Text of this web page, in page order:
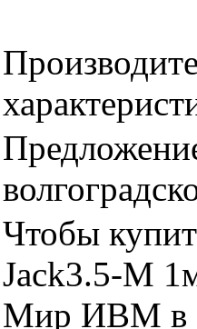
Чтобы
Jack3.5-M
Мир ИВМ в